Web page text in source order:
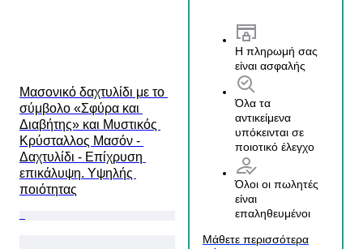
Μασονικό δαχτυλίδι με το
σύμβολο «Σφύρα και
Διαβήτης» και Μυστικός
Κρύσταλλος Μασόν -
Δαχτυλίδι - Επίχρυση
επικάλυψη. Υψηλής
ποιότητας
Η πληρωμή σας
είναι ασφαλής
Όλα τα
αντικείμενα
υπόκεινται σε
ποιοτικό έλεγχο
Όλοι οι πωλητές
είναι
επαληθευμένοι
Μάθετε περισσότερα